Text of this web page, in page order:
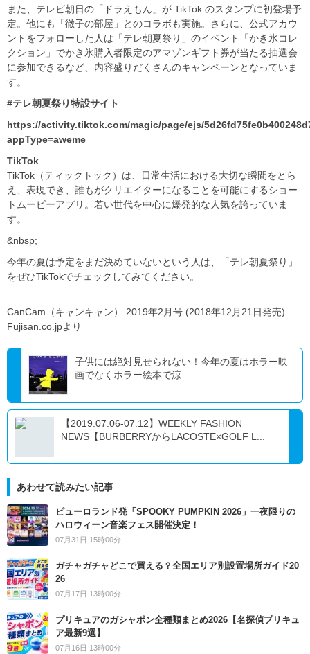
また、テレビ朝日の「ドラえもん」が TikTok のスタンプに初登場予
定。他にも「徹子の部屋」とのコラボも実施。さらに、公式アカウ
ントをフォローした人は「テレ朝夏祭り」のイベント「かき氷コレ
クション」でかき氷購入者限定のアマゾンギフト券が当たる抽選会
に参加できるなど、内容盛りだくさんのキャンペーンとなっていま
す。
#テレ朝夏祭り特設サイト
https://activity.tiktok.com/magic/page/ejs/
appType=aweme
TikTok
TikTok（ティックトック）は、日常生活における大切な瞬間をとら
え、表現でき、誰もがクリエイターになることを可能にするショー
トムービーアプリ。若い世代を中心に爆発的な人気を誇っていま
す。
&nbsp;
今年の夏は予定をまだ決めていないという人は、「テレ朝夏祭り」
をぜひTikTokでチェックしてみてください。
CanCam（キャンキャン） 2019年2月号 (2018年12月21日発売)
Fujisan.co.jpより
子供には絶対見せられない！今年の夏はホラー映
画でなくホラー絵本で涼...
【2019.07.06-07.12】WEEKLY FASHION
NEWS【BURBERRYからLACOSTE×GOLF L...
あわせて読みたい記事
ピューロランド発「SPOOKY PUMPKIN 2026」一夜限りの
ハロウィーン音楽フェス開催決定！
07月31日 15時00分
ガチャガチャどこで買える？全国エリア別設置場所ガイド20
26
07月17日 13時00分
プリキュアのガシャポン全種類まとめ2026【名探偵プリキュ
ア最新9選】
07月16日 13時00分